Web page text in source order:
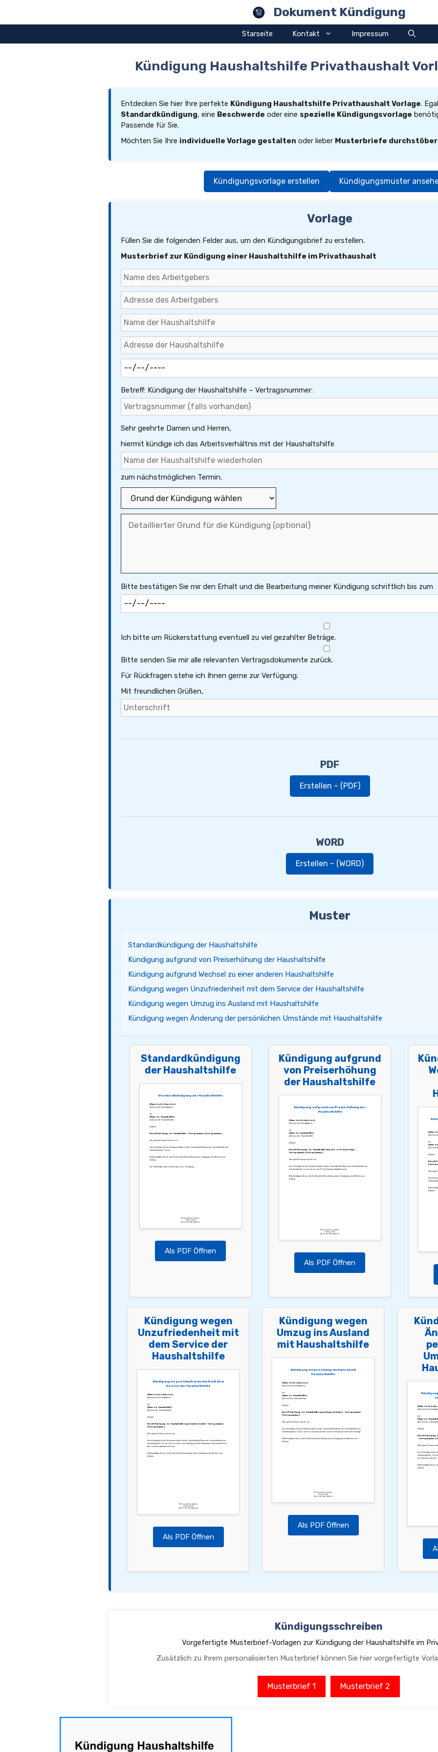
springen
Dokument Kündigung
Starseite Kontakt Impressum
Kündigung Haushaltshilfe Privathaushalt
Entdecken Sie hier Ihre perfekte Kündigung Haushaltshilfe Privathaushalt Vorlage.
Standardkündigung, eine Beschwerde oder eine spezielle Kündigungsvorlage
Passende für Sie.
Möchten Sie Ihre individuelle Vorlage gestalten oder lieber Musterbriefe
Kündigungsvorlage erstellen Kündigungsmuster
Vorlage
Füllen Sie die folgenden Felder aus, um den Kündigungsbrief zu erstellen.
Musterbrief zur Kündigung einer Haushaltshilfe im Privathaushalt
Betreff: Kündigung der Haushaltshilfe – Vertragsnummer:
Sehr geehrte Damen und Herren,
hiermit kündige ich das Arbeitsverhältnis mit der Haushaltshilfe
zum nächstmöglichen Termin.
Bitte bestätigen Sie mir den Erhalt und die Bearbeitung meiner Kündigung schriftlich bis zum
Ich bitte um Rückerstattung eventuell zu viel gezahlter Beträge.
Bitte senden Sie mir alle relevanten Vertragsdokumente zurück.
Für Rückfragen stehe ich Ihnen gerne zur Verfügung.
Mit freundlichen Grüßen,
PDF
Erstellen – (PDF)
WORD
Erstellen – (WORD)
Muster
Standardkündigung der Haushaltshilfe
Kündigung aufgrund von Preiserhöhung der Haushaltshilfe
Kündigung aufgrund Wechsel zu einer anderen Haushaltshilfe
Kündigung wegen Unzufriedenheit mit dem Service der Haushaltshilfe
Kündigung wegen Umzug ins Ausland mit Haushaltshilfe
Kündigung wegen Änderung der persönlichen Umstände mit Haushaltshilfe
Standardkündigung
der Haushaltshilfe
Standardkündigung der Haushaltshilfe
[Name des Arbeitgebers]
[Adresse des Arbeitgebers]
An:
[Name der Haushaltshilfe]
[Adresse der Haushaltshilfe]
[Datum]
Betreff: Kündigung der Haushaltshilfe – Vertragsnummer: [Vertragsnummer]
Sehr geehrte Damen und Herren,
hiermit kündige ich das Arbeitsverhältnis mit der Haushaltshilfe [Name der Haushaltshilfe] zum
nächstmöglichen Termin.
Bitte bestätigen Sie mir den Erhalt und die Bearbeitung meiner Kündigung schriftlich bis zum
[Datum].
Für Rückfragen stehe ich Ihnen gerne zur Verfügung.
Mit freundlichen Grüßen,
[Unterschrift]
[Name des Arbeitgebers]
Als PDF Öffnen
Kündigung aufgrund
von Preiserhöhung
der Haushaltshilfe
Kündigung aufgrund von Preiserhöhung der
Haushaltshilfe
[Name des Arbeitgebers]
[Adresse des Arbeitgebers]
An:
[Name der Haushaltshilfe]
[Adresse der Haushaltshilfe]
[Datum]
Betreff: Kündigung der Haushaltshilfe aufgrund von Preiserhöhung –
Vertragsnummer: [Vertragsnummer]
Sehr geehrte Damen und Herren,
hiermit kündige ich das Arbeitsverhältnis mit der Haushaltshilfe [Name der Haushaltshilfe] zum
nächstmöglichen Termin, da mir eine Preiserhöhung mitgeteilt wurde.
Bitte bestätigen Sie mir den Erhalt und die Bearbeitung meiner Kündigung schriftlich bis zum
[Datum].
Mit freundlichen Grüßen,
[Unterschrift]
[Name des Arbeitgebers]
Als PDF Öffnen
[Name
[Adresse
An:
[Name
[Adresse
[Datum]
Betreff:
Sehr
hiermit
Bitte
[Datum].
Kündigung wegen
Unzufriedenheit mit
dem Service der
Haushaltshilfe
Kündigung wegen Unzufriedenheit mit dem
Service der Haushaltshilfe
[Name des Arbeitgebers]
[Adresse des Arbeitgebers]
An:
[Name der Haushaltshilfe]
[Adresse der Haushaltshilfe]
[Datum]
Betreff: Kündigung der Haushaltshilfe wegen Unzufriedenheit – Vertragsnummer:
[Vertragsnummer]
Sehr geehrte Damen und Herren,
hiermit kündige ich das Arbeitsverhältnis mit der Haushaltshilfe [Name der Haushaltshilfe] zum
nächstmöglichen Termin. Der Grund für meine Kündigung ist die anhaltende Unzufriedenheit mit
dem von Ihnen gebotenen Service.
Bitte bestätigen Sie mir den Erhalt und die Bearbeitung meiner Kündigung schriftlich bis zum
[Datum].
Mit freundlichen Grüßen,
[Unterschrift]
[Name des Arbeitgebers]
Als PDF Öffnen
Kündigung wegen
Umzug ins Ausland
mit Haushaltshilfe
Kündigung wegen Umzug ins Ausland mit
Haushaltshilfe
[Name des Arbeitgebers]
[Adresse des Arbeitgebers]
An:
[Name der Haushaltshilfe]
[Adresse der Haushaltshilfe]
[Datum]
Betreff: Kündigung der Haushaltshilfe wegen Umzug ins Ausland – Vertragsnummer:
[Vertragsnummer]
Sehr geehrte Damen und Herren,
hiermit kündige ich das Arbeitsverhältnis mit der Haushaltshilfe [Name der Haushaltshilfe] zum
nächstmöglichen Termin, da ich ins Ausland umziehe und ihre Dienste dort nicht mehr benötige.
Bitte bestätigen Sie mir den Erhalt und die Bearbeitung meiner Kündigung schriftlich bis zum
[Datum].
Mit freundlichen Grüßen,
[Unterschrift]
[Name des Arbeitgebers]
Als PDF Öffnen
[Name des
[Adresse des
An:
[Name der
[Adresse der
[Datum]
Betreff: Kündigung
– Vertragsnummer:
Sehr geehrte Damen
hiermit kündige ich das
nächstmöglichen
ihre Dienste nicht mehr.
Bitte bestätigen Sie mir
[Datum].
Kündigungsschreiben
Vorgefertigte Musterbrief-Vorlagen zur Kündigung der Haushaltshilfe im
Zusätzlich zu Ihrem personalisierten Musterbrief können Sie hier vorgefertigte
Musterbrief 1 Musterbrief 2